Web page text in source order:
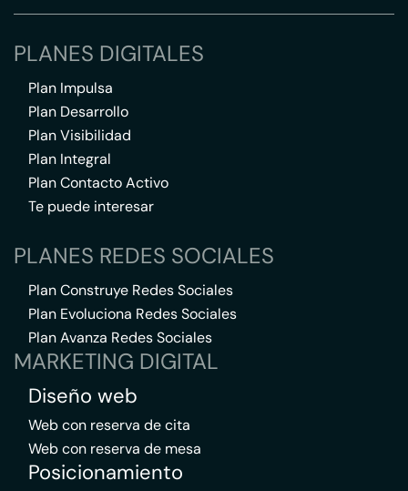
PLANES DIGITALES
Plan Impulsa
Plan Desarrollo
Plan Visibilidad
Plan Integral
Plan Contacto Activo
Te puede interesar
PLANES REDES SOCIALES
Plan Construye Redes Sociales
Plan Evoluciona Redes Sociales
Plan Avanza Redes Sociales
MARKETING DIGITAL
Diseño web
Web con reserva de cita
Web con reserva de mesa
Posicionamiento